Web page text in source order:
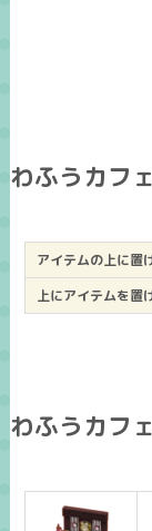
わふうカフ
アイテムの上に置
上にアイテムを置
わふうカフ